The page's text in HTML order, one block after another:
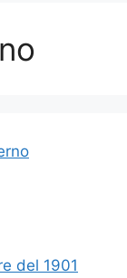
del 1901